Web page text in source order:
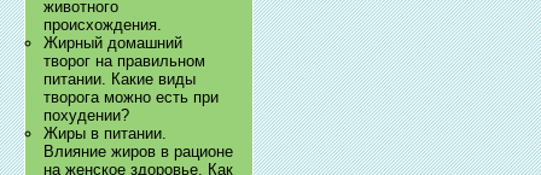
животного
происхождения.
Жирный домашний
творог на правильном
питании. Какие виды
творога можно есть при
похудении?
Жиры в питании.
Влияние жиров в рационе
на женское здоровье. Как